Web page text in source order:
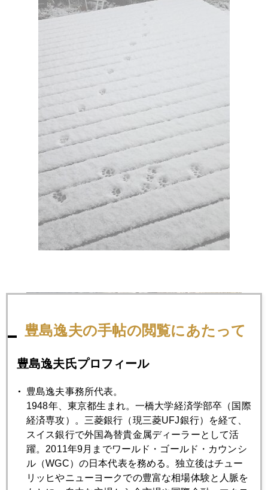
豊島逸夫の手帖の閲覧にあたって
豊島逸夫氏プロフィール
豊島逸夫事務所代表。
1948年、東京都生まれ。一橋大学経済学部卒（国際
経済専攻）。三菱銀行（現三菱UFJ銀行）を経て、
スイス銀行で外国為替貴金属ディーラーとして活
躍。2011年9月までワールド・ゴールド・カウンシ
ル（WGC）の日本代表を務める。独立後はチュー
リッヒやニューヨークでの豊富な相場体験と人脈を